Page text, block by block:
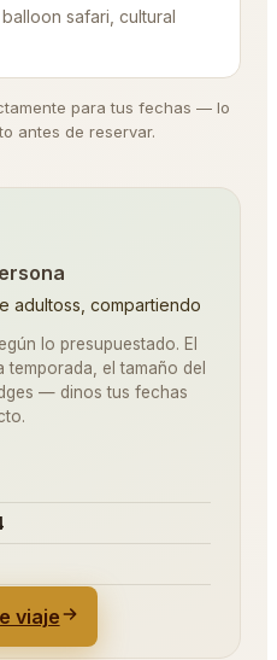
safari, cultural
para tus fechas — lo
antes de reservar.
adultoss, compartiendo
lo presupuestado. El
el tamaño del
— dinos tus fechas
viaje